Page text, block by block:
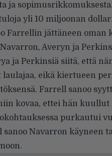
ja
yli 10 miljoonan
Farrellin jättäneen oman
Averyn ja
ja Perkinsiä siitä, että
laulajaa, eikä kiertueen
Farrell sanoo
kovaa, ettei hän kuullut
purkautui
Navarron käyneen